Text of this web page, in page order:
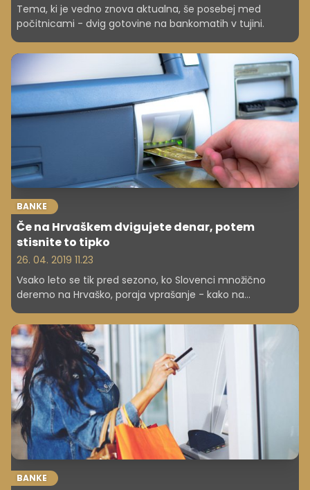
Tema, ki je vedno znova aktualna, še posebej med
počitnicami - dvig gotovine na bankomatih v tujini.
BANKE
Če na Hrvaškem dvigujete denar, potem
stisnite to tipko
26. 04. 2019 11.23
Vsako leto se tik pred sezono, ko Slovenci množično
deremo na Hrvaško, poraja vprašanje - kako na
hrvaškem bankomatu dvigniti denar? S konverzijo ali
brez?
BANKE